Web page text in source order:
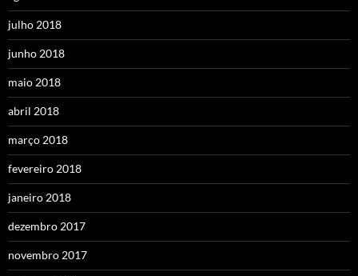
julho 2018
junho 2018
maio 2018
abril 2018
março 2018
fevereiro 2018
janeiro 2018
dezembro 2017
novembro 2017